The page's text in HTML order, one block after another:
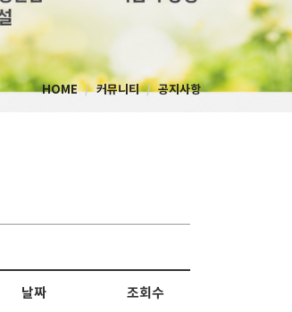
HOME 커뮤니티 공지사항
날짜 조회수